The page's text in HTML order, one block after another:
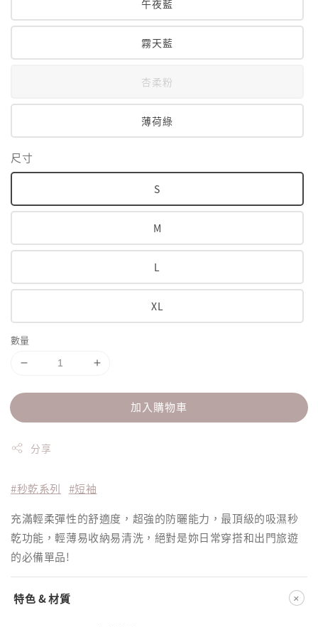
午夜藍
霧天藍
杏柔粉
薄荷綠
尺寸
S
M
L
XL
數量
加入購物車
分享
#秒乾系列
#短袖
充滿輕柔彈性的舒適度，超強的防曬能力，最頂級的吸濕秒
乾功能，輕薄易收納易清洗，絕對是妳日常穿搭和出門旅遊
的必備單品!
特色 & 材質 +